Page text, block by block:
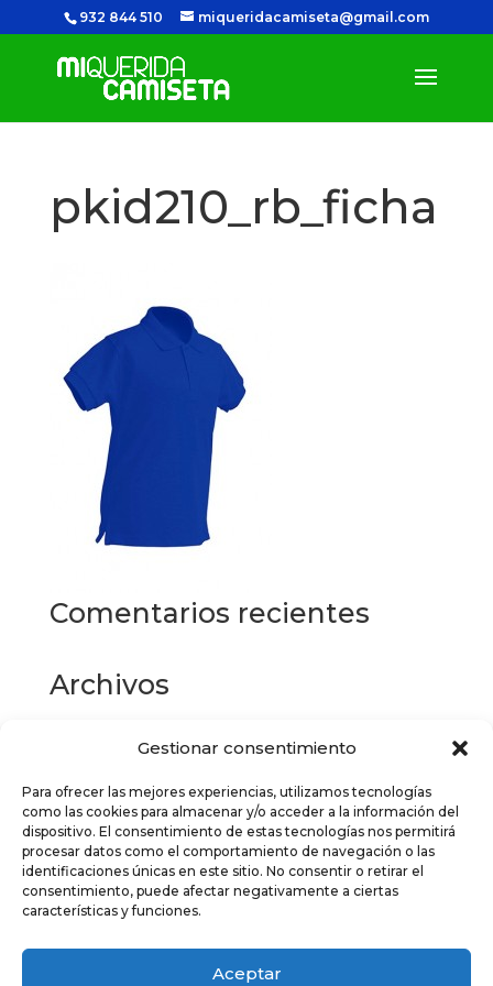
Gestionar consentimiento
Para ofrecer las mejores experiencias, utilizamos tecnologías
como las cookies para almacenar y/o acceder a la información del
dispositivo. El consentimiento de estas tecnologías nos permitirá
procesar datos como el comportamiento de navegación o las
identificaciones únicas en este sitio. No consentir o retirar el
consentimiento, puede afectar negativamente a ciertas
características y funciones.
Aceptar
932 844 510 miqueridacamiseta@gmail.com
pkid210_rb_ficha
Comentarios recientes
Archivos
Categorías
No hay categorías
Meta
Acceder
Feed de entradas
Feed de comentarios